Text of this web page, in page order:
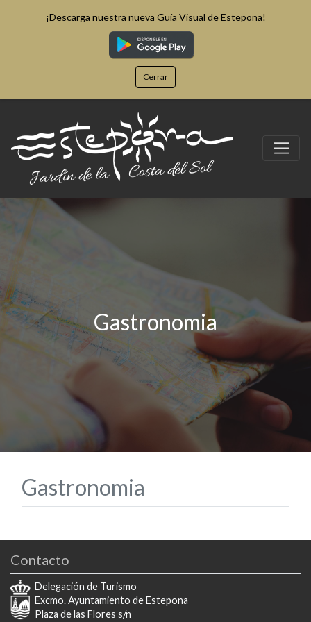
¡Descarga nuestra nueva Guía Visual de Estepona!
Cerrar
Gastronomia
Gastronomia
Contacto
Delegación de Turismo
Excmo. Ayuntamiento de Estepona
Plaza de las Flores s/n